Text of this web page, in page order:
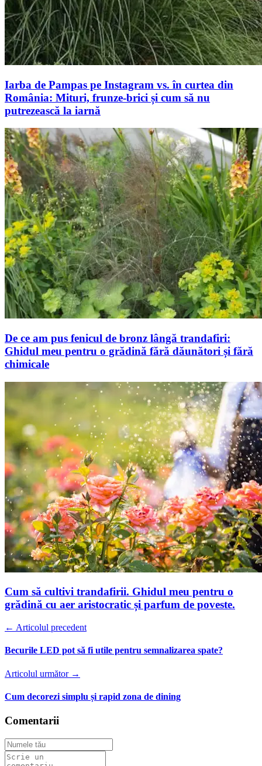
Iarba de Pampas pe Instagram vs. în curtea din
România: Mituri, frunze-brici și cum să nu
putrezească la iarnă
De ce am pus fenicul de bronz lângă trandafiri:
Ghidul meu pentru o grădină fără dăunători și fără
chimicale
Cum să cultivi trandafirii. Ghidul meu pentru o
grădină cu aer aristocratic și parfum de poveste.
← Articolul precedent
Becurile LED pot să fi utile pentru semnalizarea spate?
Articolul următor →
Cum decorezi simplu și rapid zona de dining
Comentarii